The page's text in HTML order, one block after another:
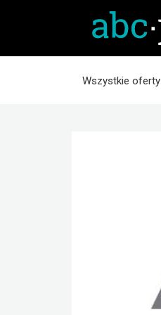
Wszystkie oferty